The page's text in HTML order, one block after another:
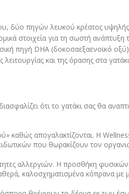
δύο πηγών λευκού κρέατος υψηλής
στοιχεία για τη σωστή ανάπτυξη
πηγή DHA (δοκοσαεξαενοϊκό
και της όρασης στα
ότι το γατάκι σας θα
καθώς απογαλακτίζονται. Η
που θωρακίζουν τον
αλλεργιών. Η προσθήκη φυσικών
καλοσχηματισμένα κόπρανα με